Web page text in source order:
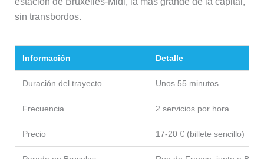
sin transbordos.
Información Detalle
Duración del trayecto Unos 55 minutos
Frecuencia 2 servicios por hora
Precio 17-20 € (billete sencillo)